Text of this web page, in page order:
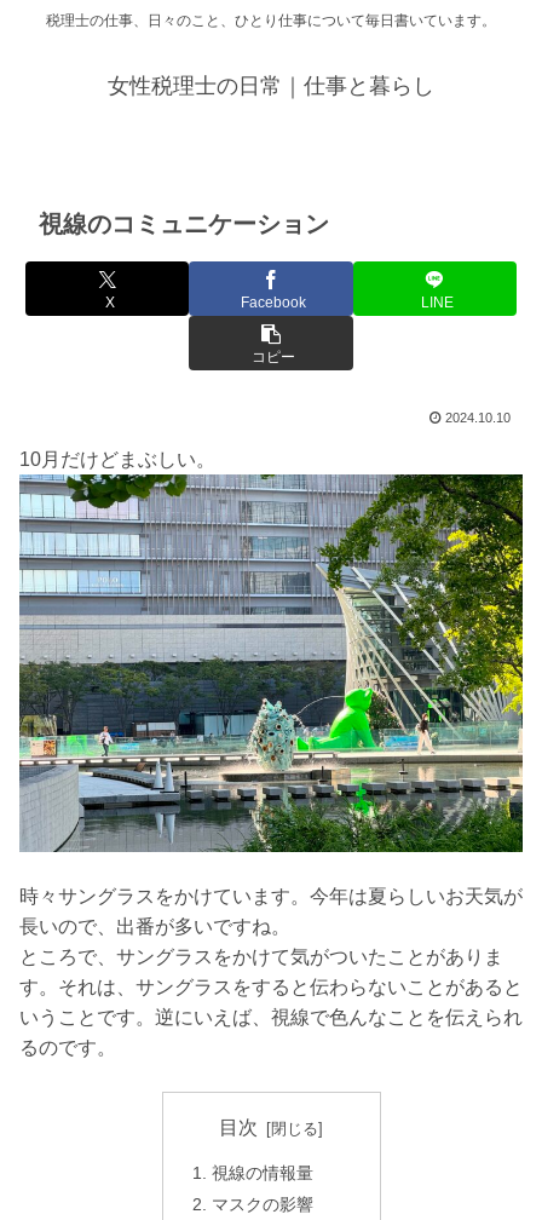
税理士の仕事、日々のこと、ひとり仕事について毎日書いています。
女性税理士の日常｜仕事と暮らし
視線のコミュニケーション
X Facebook LINE
コピー
2024.10.10
10月だけどまぶしい。
時々サングラスをかけています。今年は夏らしいお天気が
長いので、出番が多いですね。
ところで、サングラスをかけて気がついたことがありま
す。それは、サングラスをすると伝わらないことがあると
いうことです。逆にいえば、視線で色んなことを伝えられ
るのです。
目次
視線の情報量
マスクの影響